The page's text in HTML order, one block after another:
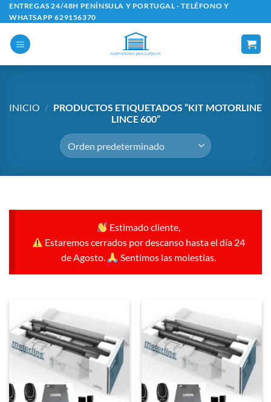
Saltar
al
contenido
ENTREGAS 24/48H PENÍNSULA Y PORTUGAL - TELÉFONO Y
WHATSAPP 629156370
INICIO / PRODUCTOS ETIQUETADOS “KIT MOTORLINE
LINCE 600”
Estimado cliente,
Estaremos cerrados por descanso hasta el día 24
de Agosto.
Sentimos las molestias.